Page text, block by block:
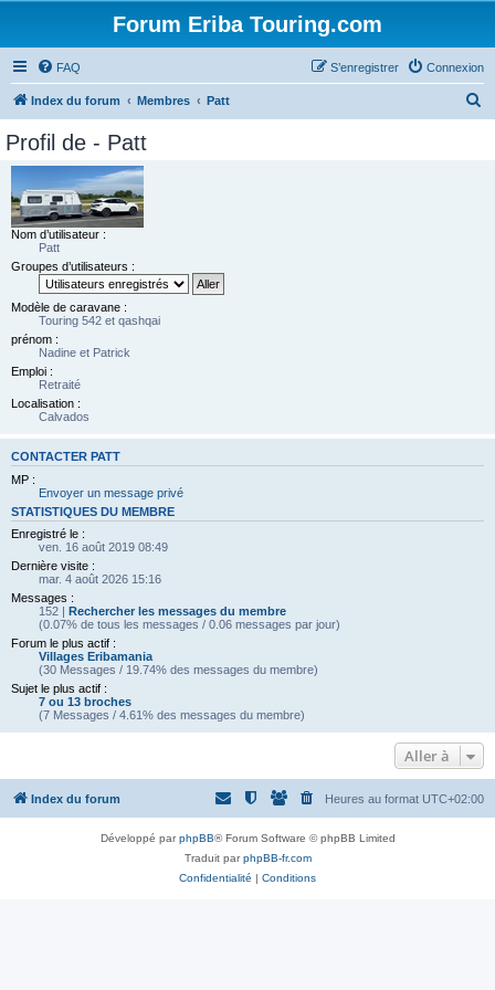
Forum Eriba Touring.com
FAQ Connexion
S’enregistrer
Index du forum Membres Patt
Profil de - Patt
Nom d’utilisateur :
Patt
Groupes d’utilisateurs :
Modèle de caravane :
Touring 542 et qashqai
prénom :
Nadine et Patrick
Emploi :
Retraité
Localisation :
Calvados
CONTACTER PATT
MP :
Envoyer un message privé
STATISTIQUES DU MEMBRE
Enregistré le :
ven. 16 août 2019 08:49
Dernière visite :
mar. 4 août 2026 15:16
Messages :
152 | Rechercher les messages du membre
(0.07% de tous les messages / 0.06 messages par jour)
Forum le plus actif :
Villages Eribamania
(30 Messages / 19.74% des messages du membre)
Sujet le plus actif :
7 ou 13 broches
(7 Messages / 4.61% des messages du membre)
Aller à
Index du forum Heures au format UTC+02:00
Développé parphpBB® Forum Software © phpBB Limited
Traduit parphpBB-fr.com
Confidentialité | Conditions